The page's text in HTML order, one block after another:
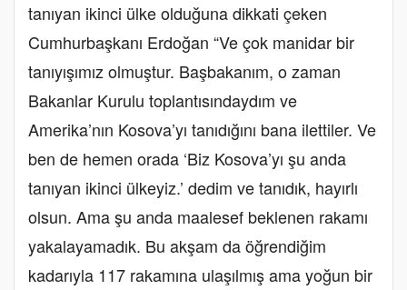
tanıyan ikinci ülke olduğuna dikkati çeken
Cumhurbaşkanı Erdoğan “Ve çok manidar bir
tanıyışımız olmuştur. Başbakanım, o zaman
Bakanlar Kurulu toplantısındaydım ve
Amerika’nın Kosova’yı tanıdığını bana ilettiler. Ve
ben de hemen orada ‘Biz Kosova’yı şu anda
tanıyan ikinci ülkeyiz.’ dedim ve tanıdık, hayırlı
olsun. Ama şu anda maalesef beklenen rakamı
yakalayamadık. Bu akşam da öğrendiğim
kadarıyla 117 rakamına ulaşılmış ama yoğun bir